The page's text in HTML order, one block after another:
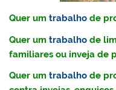
Quer umtrabalho de
Quer umtrabalho de
familiares ou inveja de
Quer umtrabalho de